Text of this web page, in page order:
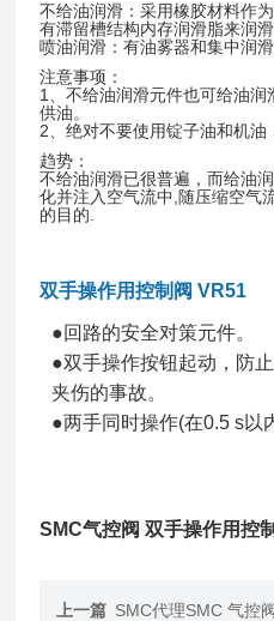
不给油润滑：采用橡胶材料作
有滞留槽结构内存润滑脂来润滑
喷油润滑：有油雾器和集中润滑
注意事项：
1、不给油润滑元件也可给油
供油。
2、绝对不要使用锭子油和机油
趋势：
不给油润滑已很普遍，而给油
化并注入空气流中,随压缩空气
的目的.
双手操作用控制阀 VR51
●回路的安全对策元件。
●双手操作按钮起动，防
夹伤的事故。
●两手同时操作(在0.5 s以
SMC气控阀 双手操作用控
上一篇 SMC代理SMC 气控